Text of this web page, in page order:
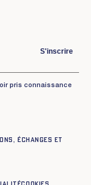
S'inscrire
pris connaissance
échanges et